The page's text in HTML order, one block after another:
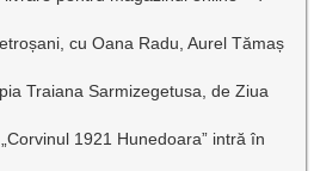
cu Oana Radu, Aurel Tămaș
Traiana Sarmizegetusa, de Ziua
1921 Hunedoara” intră în